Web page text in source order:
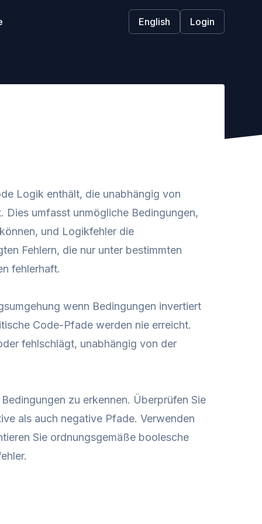
English Login
Logik enthält, die unabhängig von
Dies umfasst unmögliche Bedingungen,
und Logikfehler die
Fehlern, die nur unter bestimmten
fehlerhaft.
wenn Bedingungen invertiert
Code-Pfade werden nie erreicht.
fehlschlägt, unabhängig von der
zu erkennen. Überprüfen Sie
als auch negative Pfade. Verwenden
Sie ordnungsgemäße boolesche